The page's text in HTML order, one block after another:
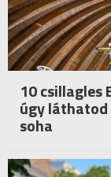
10 csillagles
úgy
soha